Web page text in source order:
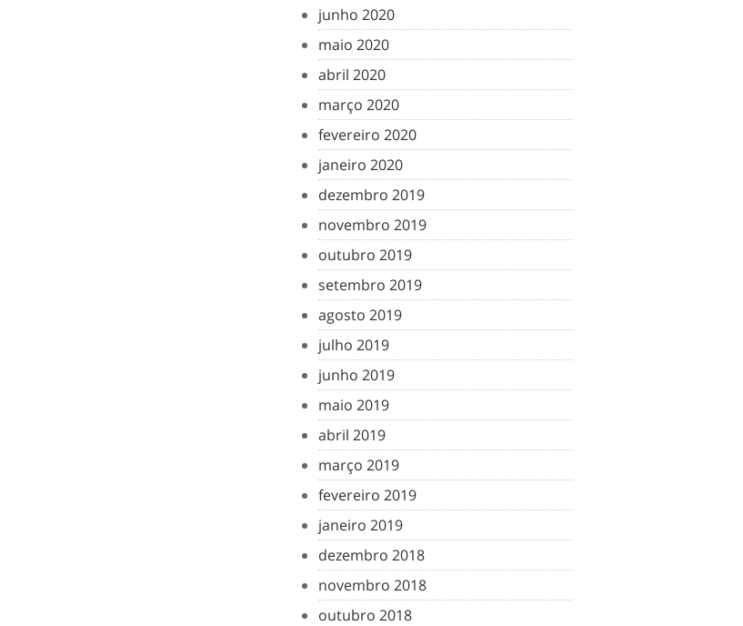
junho 2020
maio 2020
abril 2020
março 2020
fevereiro 2020
janeiro 2020
dezembro 2019
novembro 2019
outubro 2019
setembro 2019
agosto 2019
julho 2019
junho 2019
maio 2019
abril 2019
março 2019
fevereiro 2019
janeiro 2019
dezembro 2018
novembro 2018
outubro 2018